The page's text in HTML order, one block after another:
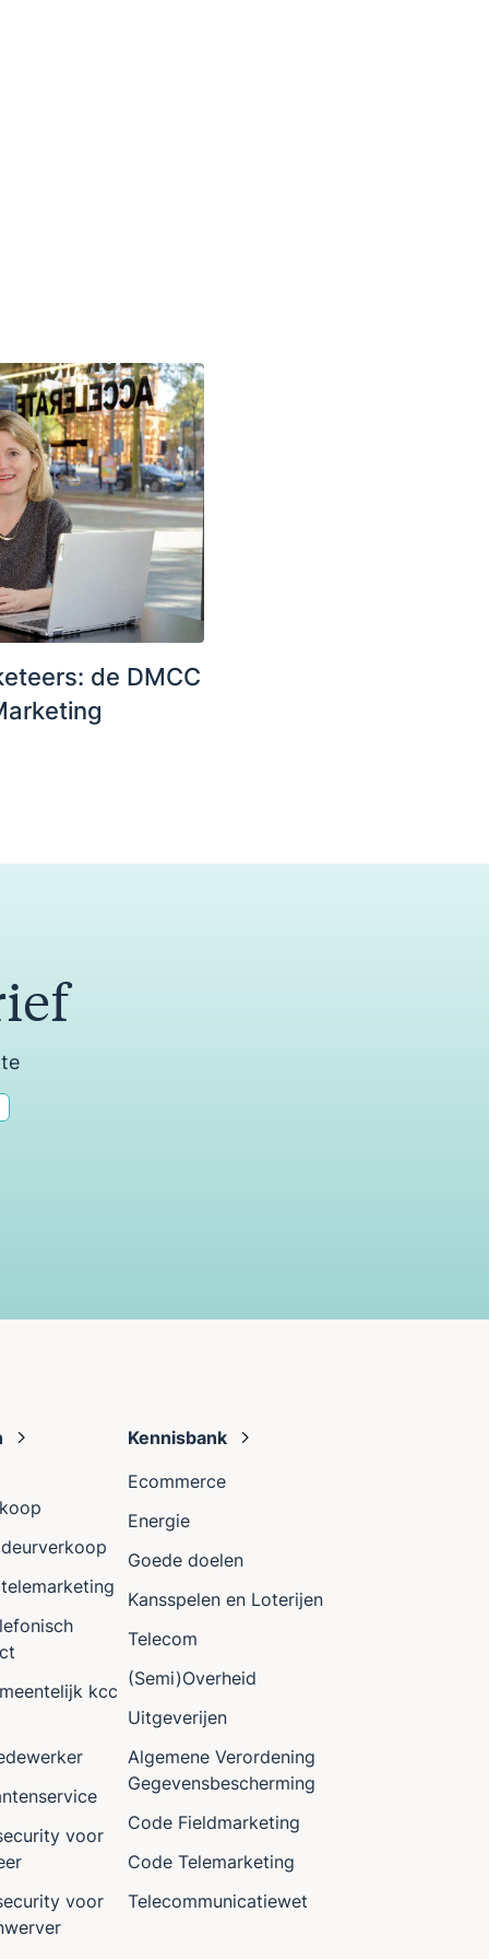
de DMCC
kcc
voor
voor
Kennisbank
Ecommerce
Energie
Goede doelen
Kansspelen en Loterijen
Telecom
(Semi)Overheid
Uitgeverijen
Algemene Verordening
Gegevensbescherming
Code Fieldmarketing
Code Telemarketing
Telecommunicatiewet